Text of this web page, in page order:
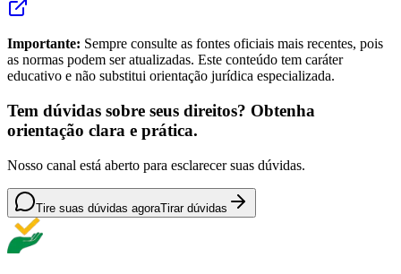
Importante: Sempre consulte as fontes oficiais mais recentes, pois
as normas podem ser atualizadas. Este conteúdo tem caráter
educativo e não substitui orientação jurídica especializada.
Tem dúvidas sobre seus direitos? Obtenha
orientação clara e prática.
Nosso canal está aberto para esclarecer suas dúvidas.
Tire suas dúvidas agoraTirar dúvidas